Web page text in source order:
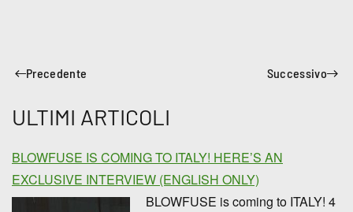
Precedente Successivo
ULTIMI ARTICOLI
BLOWFUSE IS COMING TO ITALY! HERE’S AN
EXCLUSIVE INTERVIEW (ENGLISH ONLY)
BLOWFUSE is coming to ITALY! 4